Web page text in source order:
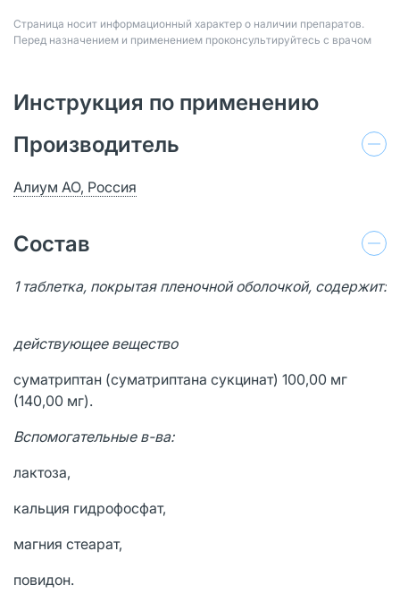
Страница носит информационный характер о наличии препаратов.
Перед назначением и применением проконсультируйтесь с врачом
Инструкция по применению
Производитель
Алиум АО, Россия
Состав
1 таблетка, покрытая пленочной оболочкой, содержит:
действующее вещество
суматриптан (суматриптана сукцинат) 100,00 мг
(140,00 мг).
Вспомогательные в-ва:
лактоза,
кальция гидрофосфат,
магния стеарат,
повидон.